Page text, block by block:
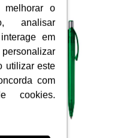
melhorar o
analisar
em
utilizar este
com
cookies.